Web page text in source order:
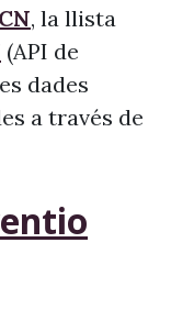
, la llista
(API de
dades
a través de